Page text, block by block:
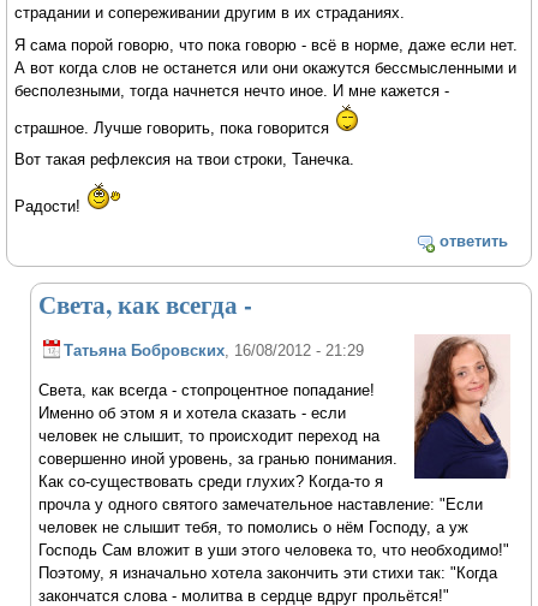
страдании и сопереживании другим в их страданиях.
Я сама порой говорю, что пока говорю - всё в норме, даже если нет.
А вот когда слов не останется или они окажутся бессмысленными и
бесполезными, тогда начнется нечто иное. И мне кажется -
страшное. Лучше говорить, пока говорится
Вот такая рефлексия на твои строки, Танечка.
Радости!
ответить
Света, как всегда -
Татьяна Бобровских, 16/08/2012 - 21:29
Света, как всегда - стопроцентное попадание!
Именно об этом я и хотела сказать - если
человек не слышит, то происходит переход на
совершенно иной уровень, за гранью понимания.
Как со-существовать среди глухих? Когда-то я
прочла у одного святого замечательное наставление: "Если
человек не слышит тебя, то помолись о нём Господу, а уж
Господь Сам вложит в уши этого человека то, что необходимо!"
Поэтому, я изначально хотела закончить эти стихи так: "Когда
закончатся слова - молитва в сердце вдруг прольётся!"